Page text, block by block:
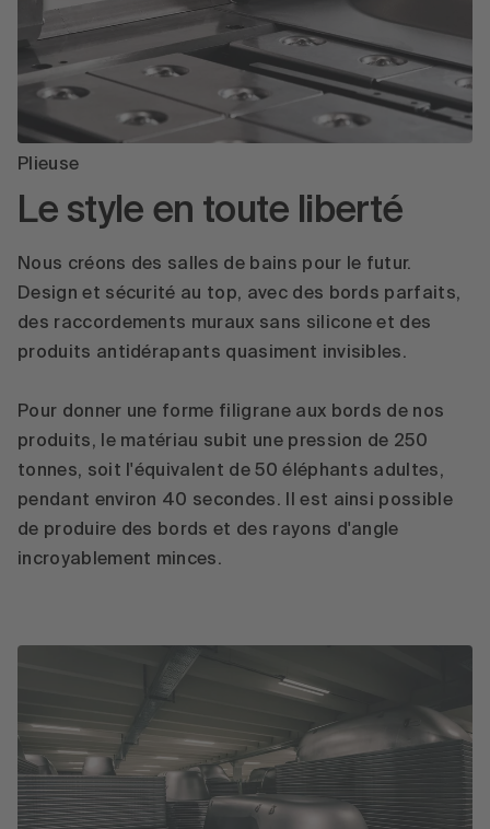
Plieuse
Le style en toute liberté
Nous créons des salles de bains pour le futur.
Design et sécurité au top, avec des bords parfaits,
des raccordements muraux sans silicone et des
produits antidérapants quasiment invisibles.
Pour donner une forme filigrane aux bords de nos
produits, le matériau subit une pression de 250
tonnes, soit l'équivalent de 50 éléphants adultes,
pendant environ 40 secondes. Il est ainsi possible
de produire des bords et des rayons d'angle
incroyablement minces.